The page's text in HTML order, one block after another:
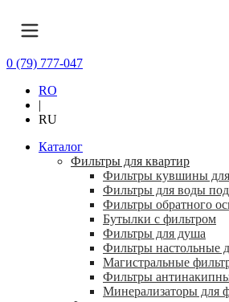
0 (79) 777-047
RO
|
RU
Каталог
Фильтры для квартир
Фильтры кувшины
Фильтры для воды
Фильтры обратного
Бутылки с фильтром
Фильтры для душа
Фильтры настольные
Магистральные
Фильтры
Минерализаторы для